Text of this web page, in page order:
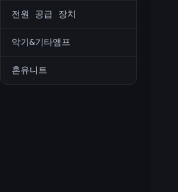
전원 공급 장치
악기&기타앰프
혼유니트